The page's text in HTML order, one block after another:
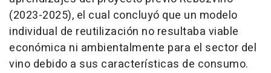
(2023-2025), el cual concluyó que un modelo
individual de reutilización no resultaba viable
económica ni ambientalmente para el sector del
vino debido a sus características de consumo.